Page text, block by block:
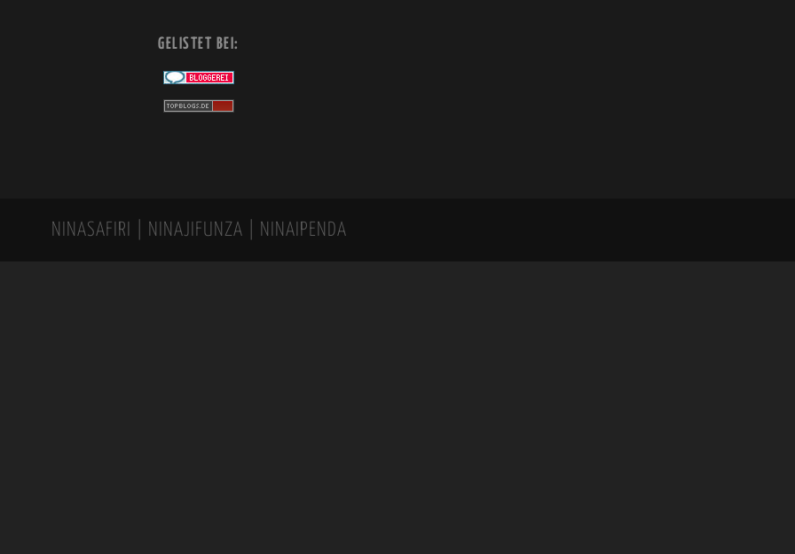
GELISTET BEI:
NINASAFIRI | NINAJIFUNZA | NINAIPENDA